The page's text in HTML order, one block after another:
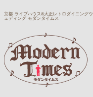
京都 ライブハウス&大正レトロダイニングウ
ェディング モダンタイムス